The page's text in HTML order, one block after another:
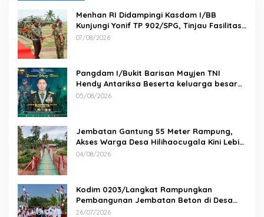
Menhan RI Didampingi Kasdam I/BB
Kunjungi Yonif TP 902/SPG, Tinjau Fasilitas
dan Beri Motivasi Prajurit
07/08/2026
Pangdam I/Bukit Barisan Mayjen TNI
Hendy Antariksa Beserta keluarga besar
Kodam I/BB Mengucapkan : Selamat Ulang
05/08/2026
Jembatan Gantung 55 Meter Rampung,
Akses Warga Desa Hilihaocugala Kini Lebih
Aman
04/08/2026
Kodim 0203/Langkat Rampungkan
Pembangunan Jembatan Beton di Desa
Paluh Manis
26/07/2026